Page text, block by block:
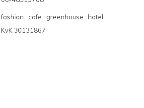
fashion : cafe : greenhouse : hotel
KvK 30131867